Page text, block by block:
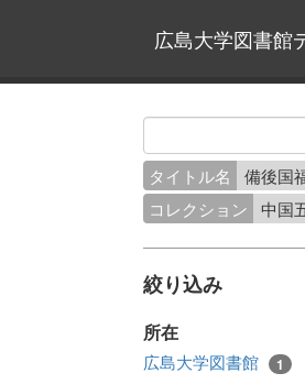
広島大学図書館
タイトル名
備後国
コレクション
中国
絞り込み
所在
広島大学図書館 1